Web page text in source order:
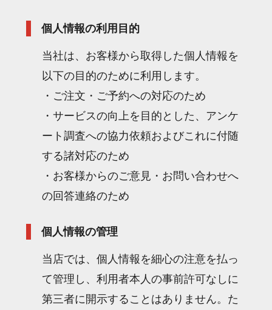
個人情報の利用目的
当社は、お客様から取得した個人情報を
以下の目的のために利用します。
・ご注文・ご予約への対応のため
・サービスの向上を目的とした、アンケ
ート調査への協力依頼およびこれに付随
する諸対応のため
・お客様からのご意見・お問い合わせへ
の回答連絡のため
個人情報の管理
当店では、個人情報を細心の注意を払っ
て管理し、利用者本人の事前許可なしに
第三者に開示することはありません。た